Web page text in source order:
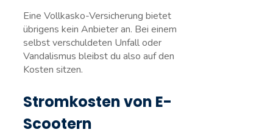
Eine Vollkasko-Versicherung bietet
übrigens kein Anbieter an. Bei einem
selbst verschuldeten Unfall oder
Vandalismus bleibst du also auf den
Kosten sitzen.
Stromkosten von E-
Scootern